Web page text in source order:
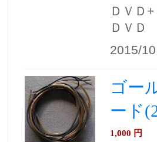
ＤＶＤ
ＤＶＤ
2015/10
ゴー
ード
1,000 円